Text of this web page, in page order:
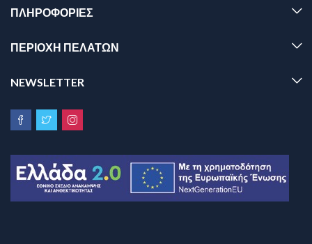
ΠΛΗΡΟΦΟΡΊΕΣ
ΠΕΡΙΟΧΗ ΠΕΛΑΤΩΝ
NEWSLETTER